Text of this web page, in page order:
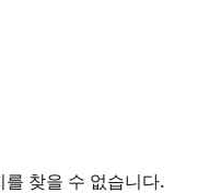
를 찾을 수 없습니다.